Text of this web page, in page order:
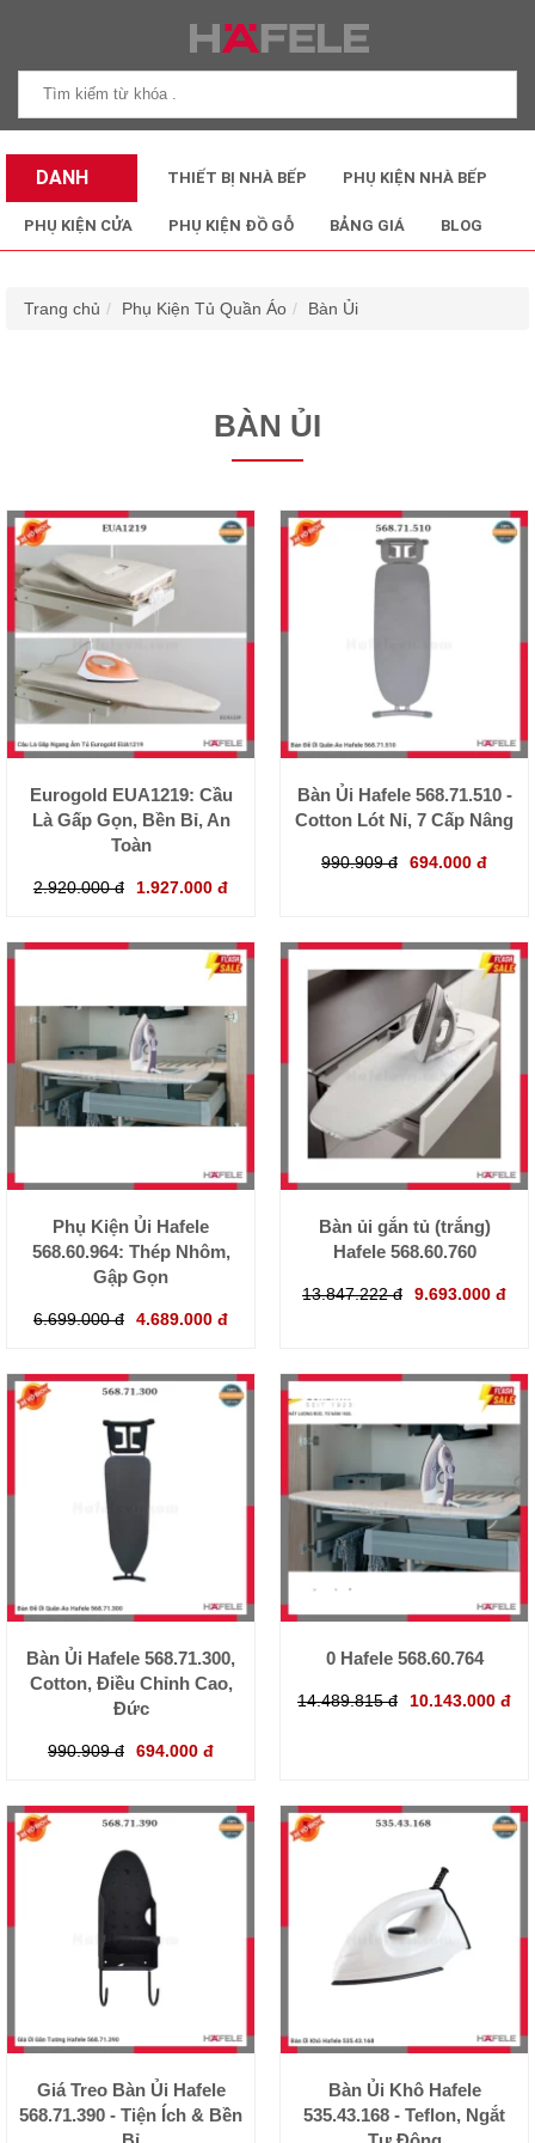
DANH
MỤC SẢN
THIẾT BỊ NHÀ BẾP PHỤ KIỆN NHÀ BẾP
PHỤ KIỆN CỬA PHỤ KIỆN ĐỒ GỖ BẢNG GIÁ BLOG
Trang chủ Phụ Kiện Tủ Quần Áo Bàn Ủi
BÀN ỦI
Eurogold EUA1219: Cầu
Là Gấp Gọn, Bền Bỉ, An
Toàn
2.920.000 đ 1.927.000 đ
Bàn Ủi Hafele 568.71.510 -
Cotton Lót Nỉ, 7 Cấp Nâng
990.909 đ 694.000 đ
Phụ Kiện Ủi Hafele
568.60.964: Thép Nhôm,
Gập Gọn
6.699.000 đ 4.689.000 đ
Bàn ủi gắn tủ (trắng)
Hafele 568.60.760
13.847.222 đ 9.693.000 đ
Bàn Ủi Hafele 568.71.300,
Cotton, Điều Chỉnh Cao,
Đức
990.909 đ 694.000 đ
0 Hafele 568.60.764
14.489.815 đ 10.143.000 đ
Giá Treo Bàn Ủi Hafele
568.71.390 - Tiện Ích & Bền
Bàn Ủi Khô Hafele
535.43.168 - Teflon, Ngắt